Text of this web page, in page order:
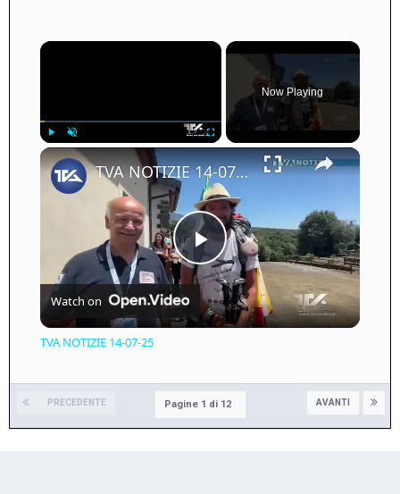
×
Unmute Fullscreen
Now Playing
×
Play
Video
TVA NOTIZIE 14-07-25
Watch on
TVA NOTIZIE 14-07-25
PRECEDENTE AVANTI
Pagine 1 di 12